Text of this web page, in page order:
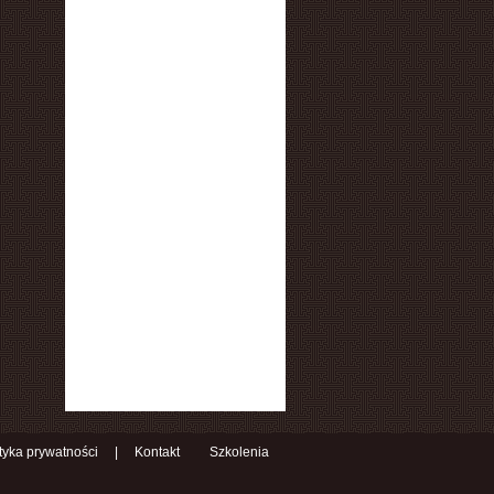
prywatności Kontakt Szkolenia